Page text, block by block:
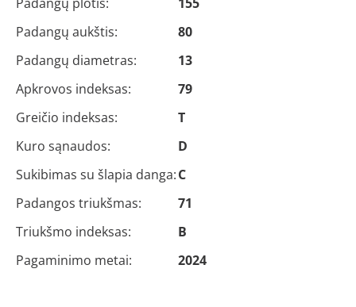
Padangų aukštis:
80
Padangų diametras:
13
Apkrovos indeksas:
79
Greičio indeksas:
T
Kuro sąnaudos:
D
Sukibimas su šlapia danga:C
Padangos triukšmas:
71
Triukšmo indeksas:
B
Pagaminimo metai:
2024